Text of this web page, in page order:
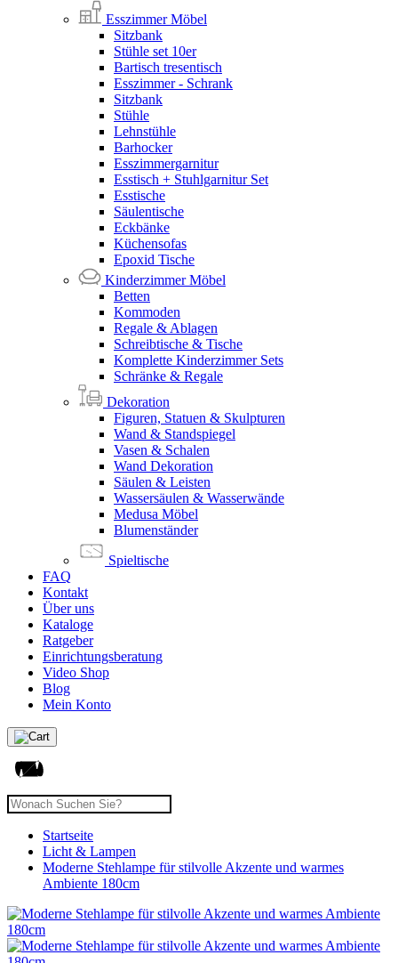
Esszimmer Möbel
Sitzbank
Stühle set 10er
Bartisch tresentisch
Esszimmer - Schrank
Sitzbank
Stühle
Lehnstühle
Barhocker
Esszimmergarnitur
Esstisch + Stuhlgarnitur Set
Esstische
Säulentische
Eckbänke
Küchensofas
Epoxid Tische
Kinderzimmer Möbel
Betten
Kommoden
Regale & Ablagen
Schreibtische & Tische
Komplette Kinderzimmer Sets
Schränke & Regale
Dekoration
Figuren, Statuen & Skulpturen
Wand & Standspiegel
Vasen & Schalen
Wand Dekoration
Säulen & Leisten
Wassersäulen & Wasserwände
Medusa Möbel
Blumenständer
Spieltische
FAQ
Kontakt
Über uns
Kataloge
Ratgeber
Einrichtungsberatung
Video Shop
Blog
Mein Konto
Startseite
Licht & Lampen
Moderne Stehlampe für stilvolle Akzente und warmes
Ambiente 180cm